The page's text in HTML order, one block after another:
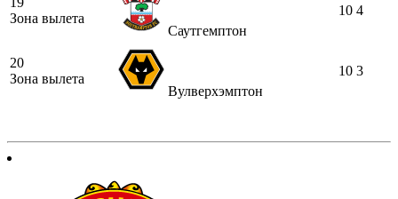
Зона вылета
Саутгемптон
10 4
20
Зона вылета
Вулверхэмптон
10 3